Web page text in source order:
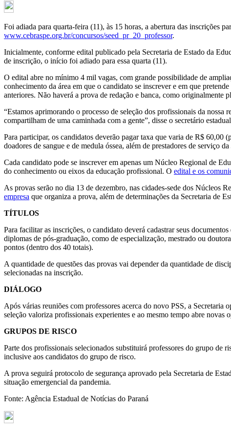
Foi adiada para quarta-feira (11), às 15 horas, a abertura das inscrições
www.cebraspe.org.br/concursos/seed_pr_20_professor.
Inicialmente, conforme edital publicado pela Secretaria de Estado da
de inscrição, o início foi adiado para essa quarta (11).
O edital abre no mínimo 4 mil vagas, com grande possibilidade de
conhecimento da área em que o candidato se inscrever e em que
anteriores. Não haverá a prova de redação e banca, como originalmente
“Estamos aprimorando o processo de seleção dos profissionais da
compartilham de uma caminhada com a gente”, disse o secretário
Para participar, os candidatos deverão pagar taxa que varia de R$
doadores de sangue e de medula óssea, além de prestadores de serviço
Cada candidato pode se inscrever em apenas um Núcleo Regional de
do conhecimento ou eixos da educação profissional. O edital e os
As provas serão no dia 13 de dezembro, nas cidades-sede dos Núcleos
empresa que organiza a prova, além de determinações da Secretaria de
TÍTULOS
Para facilitar as inscrições, o candidato deverá cadastrar seus
diplomas de pós-graduação, como de especialização, mestrado ou
pontos (dentro dos 40 totais).
A quantidade de questões das provas vai depender da quantidade de
selecionadas na inscrição.
DIÁLOGO
Após várias reuniões com professores acerca do novo PSS, a
seleção valoriza profissionais experientes e ao mesmo tempo abre novas
GRUPOS DE RISCO
Parte dos profissionais selecionados substituirá professores do grupo de
inclusive aos candidatos do grupo de risco.
A prova seguirá protocolo de segurança aprovado pela Secretaria de
situação emergencial da pandemia.
Fonte: Agência Estadual de Notícias do Paraná